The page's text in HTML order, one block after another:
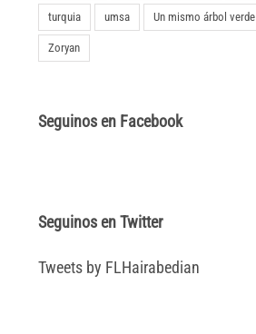
turquia umsa Un mismo árbol verde
Zoryan
Seguinos en Facebook
Seguinos en Twitter
Tweets by FLHairabedian
© Fundación Luisa Hairabedian